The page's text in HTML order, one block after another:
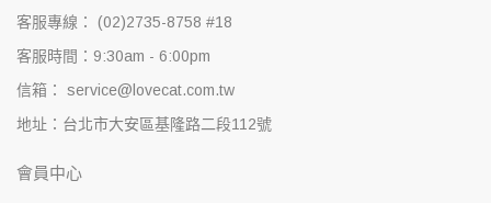
客服專線： (02)2735-8758 #18
客服時間：9:30am - 6:00pm
信箱： service@lovecat.com.tw
地址：台北市大安區基隆路二段112號
會員中心